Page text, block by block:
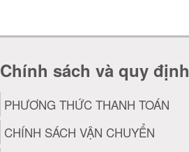
Chính sách và quy định
PHƯƠNG THỨC THANH TOÁN
CHÍNH SÁCH VẬN CHUYỂN